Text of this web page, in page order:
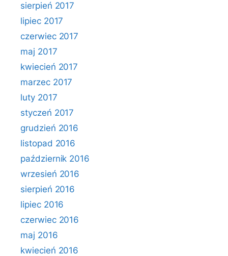
sierpień 2017
lipiec 2017
czerwiec 2017
maj 2017
kwiecień 2017
marzec 2017
luty 2017
styczeń 2017
grudzień 2016
listopad 2016
październik 2016
wrzesień 2016
sierpień 2016
lipiec 2016
czerwiec 2016
maj 2016
kwiecień 2016